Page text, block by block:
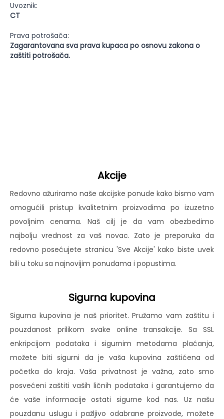
Uvoznik:
CT
Prava potrošača:
Zagarantovana sva prava kupaca po osnovu zakona o
zaštiti potrošača.
Akcije
Redovno ažuriramo naše akcijske ponude kako bismo vam
omogućili pristup kvalitetnim proizvodima po izuzetno
povoljnim cenama. Naš cilj je da vam obezbedimo
najbolju vrednost za vaš novac. Zato je preporuka da
redovno posećujete stranicu 'Sve Akcije' kako biste uvek
bili u toku sa najnovijim ponudama i popustima.
Sigurna kupovina
Sigurna kupovina je naš prioritet. Pružamo vam zaštitu i
pouzdanost prilikom svake online transakcije. Sa SSL
enkripcijom podataka i sigurnim metodama plaćanja,
možete biti sigurni da je vaša kupovina zaštićena od
početka do kraja. Vaša privatnost je važna, zato smo
posvećeni zaštiti vaših ličnih podataka i garantujemo da
će vaše informacije ostati sigurne kod nas. Uz našu
pouzdanu uslugu i pažljivo odabrane proizvode, možete